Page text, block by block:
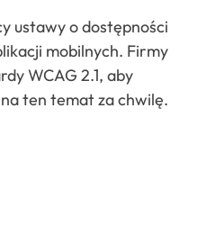
ustawy o dostępności
mobilnych. Firmy
WCAG 2.1, aby
ten temat za chwilę.